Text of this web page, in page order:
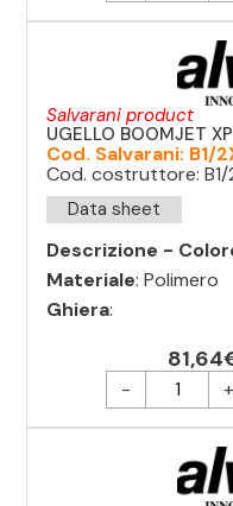
Salvarani product
UGELLO BOOMJET
Cod. Salvarani: B1/
Cod. costruttore: B1/
Data sheet
Descrizione -
Materiale: Polimero
Ghiera:
- +